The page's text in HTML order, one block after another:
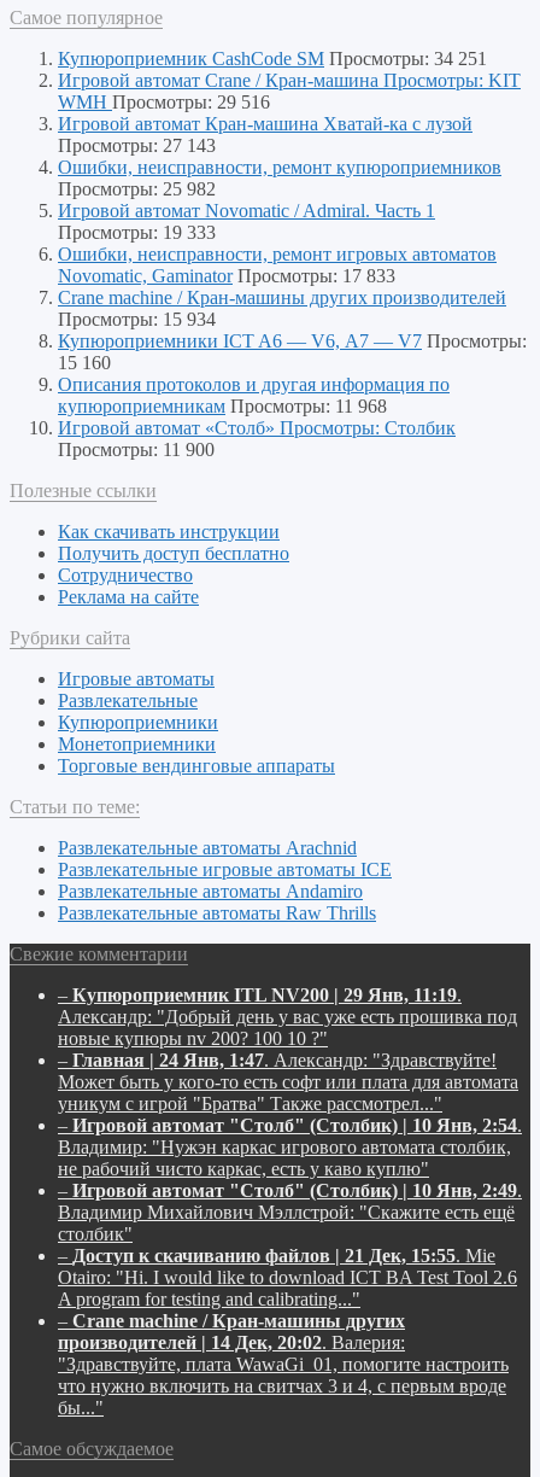
Самое популярное
Купюроприемник CashCode SM Просмотры: 34 251
Игровой автомат Crane / Кран-машина Просмотры: KIT
WMH Просмотры: 29 516
Игровой автомат Кран-машина Хватай-ка с лузой
Просмотры: 27 143
Ошибки, неисправности, ремонт купюроприемников
Просмотры: 25 982
Игровой автомат Novomatic / Admiral. Часть 1
Просмотры: 19 333
Ошибки, неисправности, ремонт игровых автоматов
Novomatic, Gaminator Просмотры: 17 833
Crane machine / Кран-машины других производителей
Просмотры: 15 934
Купюроприемники ICT A6 — V6, А7 — V7 Просмотры:
15 160
Описания протоколов и другая информация по
купюроприемникам Просмотры: 11 968
Игровой автомат «Столб» Просмотры: Столбик
Просмотры: 11 900
Полезные ссылки
Как скачивать инструкции
Получить доступ бесплатно
Сотрудничество
Реклама на сайте
Рубрики сайта
Игровые автоматы
Развлекательные
Купюроприемники
Монетоприемники
Торговые вендинговые аппараты
Статьи по теме:
Развлекательные автоматы Arachnid
Развлекательные игровые автоматы ICE
Развлекательные автоматы Andamiro
Развлекательные автоматы Raw Thrills
Свежие комментарии
– Купюроприемник ITL NV200 | 29 Янв, 11:19.
Александр: "Добрый день у вас уже есть прошивка под
новые купюры nv 200? 100 10 ?"
– Главная | 24 Янв, 1:47. Александр: "Здравствуйте!
Может быть у кого-то есть софт или плата для автомата
уникум с игрой "Братва" Также рассмотрел..."
– Игровой автомат "Столб" (Столбик) | 10 Янв, 2:54.
Владимир: "Нужэн каркас игрового автомата столбик,
не рабочий чисто каркас, есть у каво куплю"
– Игровой автомат "Столб" (Столбик) | 10 Янв, 2:49.
Владимир Михайлович Мэллстрой: "Скажите есть ещё
столбик"
– Доступ к скачиванию файлов | 21 Дек, 15:55. Mie
Otairo: "Hi. I would like to download ICT BA Test Tool 2.6
A program for testing and calibrating..."
– Crane machine / Кран-машины других
производителей | 14 Дек, 20:02. Валерия:
"Здравствуйте, плата WawaGi_01, помогите настроить
что нужно включить на свитчах 3 и 4, с первым вроде
бы..."
Самое обсуждаемое